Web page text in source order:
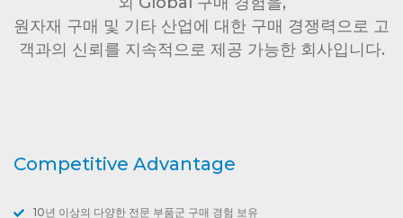
원자재 구매 및 기타 산업에 대한 구매 경쟁력으로 고
객과의 신뢰를 지속적으로 제공 가능한 회사입니다.
Competitive Advantage
10년 이상의 다양한 전문 부품군 구매 경험 보유